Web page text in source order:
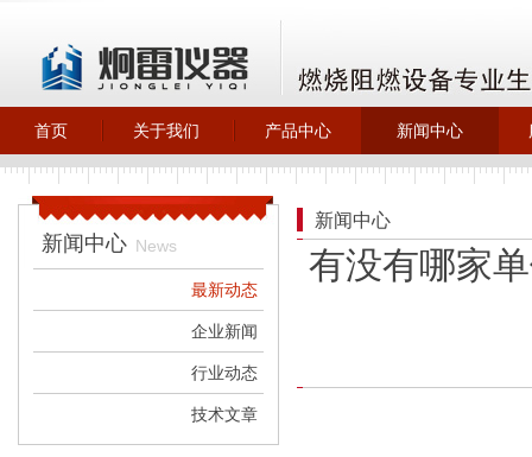
首页 关于我们 产品中心 新闻中心
> 关于炯雷仪器 > 自主产品_燃烧
阻燃类
橡胶塑料检测
自主产品_试验
机试验箱
>
> 最新动态
>行业动态
> 技术文章
>
新闻中心 News
最新动态
企业新闻
行业动态
技术文章
新闻中心
有没有哪家